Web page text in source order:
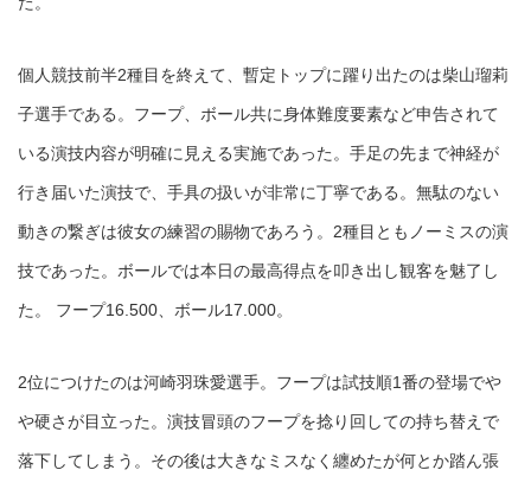
個人競技前半2種目を終えて、暫定トップに躍り出たのは柴山瑠莉
子選手である。フープ、ボール共に身体難度要素など申告されて
いる演技内容が明確に見える実施であった。手足の先まで神経が
行き届いた演技で、手具の扱いが非常に丁寧である。無駄のない
動きの繋ぎは彼女の練習の賜物であろう。2種目ともノーミスの演
技であった。ボールでは本日の最高得点を叩き出し観客を魅了し
た。 フープ16.500、ボール17.000。
2位につけたのは河崎羽珠愛選手。フープは試技順1番の登場でや
や硬さが目立った。演技冒頭のフープを捻り回しての持ち替えで
落下してしまう。その後は大きなミスなく纏めたが何とか踏ん張